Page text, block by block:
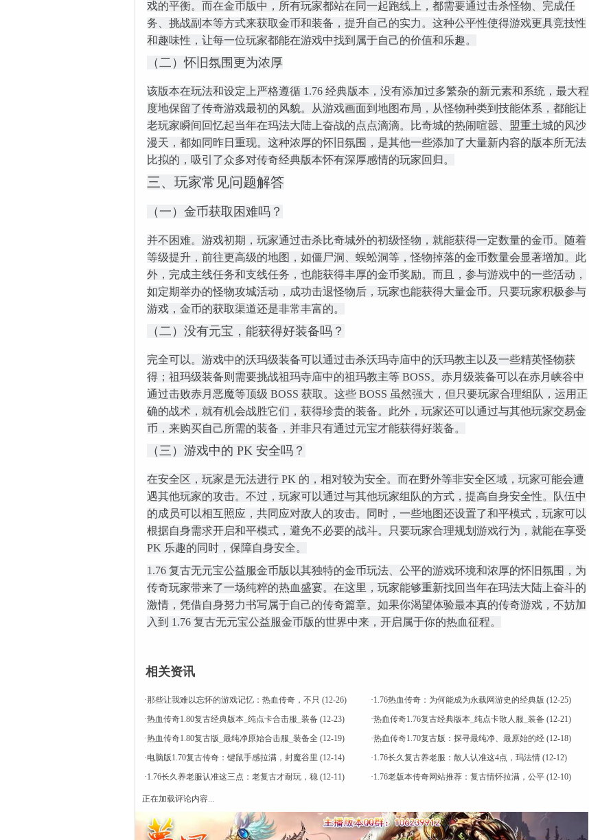
戏的平衡。而在金币版中，所有玩家都站在同一起跑线上，都需要通过击杀怪物、完成任
务、挑战副本等方式来获取金币和装备，提升自己的实力。这种公平性使得游戏更具竞技性
和趣味性，让每一位玩家都能在游戏中找到属于自己的价值和乐趣。
（二）怀旧氛围更为浓厚
该版本在玩法和设定上严格遵循 1.76 经典版本，没有添加过多繁杂的新元素和系统，最大程
度地保留了传奇游戏最初的风貌。从游戏画面到地图布局，从怪物种类到技能体系，都能让
老玩家瞬间回忆起当年在玛法大陆上奋战的点点滴滴。比奇城的热闹喧嚣、盟重土城的风沙
漫天，都如同昨日重现。这种浓厚的怀旧氛围，是其他一些添加了大量新内容的版本所无法
比拟的，吸引了众多对传奇经典版本怀有深厚感情的玩家回归。
三、玩家常见问题解答
（一）金币获取困难吗？
并不困难。游戏初期，玩家通过击杀比奇城外的初级怪物，就能获得一定数量的金币。随着
等级提升，前往更高级的地图，如僵尸洞、蜈蚣洞等，怪物掉落的金币数量会显著增加。此
外，完成主线任务和支线任务，也能获得丰厚的金币奖励。而且，参与游戏中的一些活动，
如定期举办的怪物攻城活动，成功击退怪物后，玩家也能获得大量金币。只要玩家积极参与
游戏，金币的获取渠道还是非常丰富的。
（二）没有元宝，能获得好装备吗？
完全可以。游戏中的沃玛级装备可以通过击杀沃玛寺庙中的沃玛教主以及一些精英怪物获
得；祖玛级装备则需要挑战祖玛寺庙中的祖玛教主等 BOSS。赤月级装备可以在赤月峡谷中
通过击败赤月恶魔等顶级 BOSS 获取。这些 BOSS 虽然强大，但只要玩家合理组队，运用正
确的战术，就有机会战胜它们，获得珍贵的装备。此外，玩家还可以通过与其他玩家交易金
币，来购买自己所需的装备，并非只有通过元宝才能获得好装备。
（三）游戏中的 PK 安全吗？
在安全区，玩家是无法进行 PK 的，相对较为安全。而在野外等非安全区域，玩家可能会遭
遇其他玩家的攻击。不过，玩家可以通过与其他玩家组队的方式，提高自身安全性。队伍中
的成员可以相互照应，共同应对敌人的攻击。同时，一些地图还设置了和平模式，玩家可以
根据自身需求开启和平模式，避免不必要的战斗。只要玩家合理规划游戏行为，就能在享受
PK 乐趣的同时，保障自身安全。
1.76 复古无元宝公益服金币版以其独特的金币玩法、公平的游戏环境和浓厚的怀旧氛围，为
传奇玩家带来了一场纯粹的热血盛宴。在这里，玩家能够重新找回当年在玛法大陆上奋斗的
激情，凭借自身努力书写属于自己的传奇篇章。如果你渴望体验最本真的传奇游戏，不妨加
入到 1.76 复古无元宝公益服金币版的世界中来，开启属于你的热血征程。
相关资讯
·那些让我难以忘怀的游戏记忆：热血传奇，不只 (12-26) ·1.76热血传奇：为何能成为永载网游史的经典版 (12-25)
·热血传奇1.80复古经典版本_纯点卡合击服_装备 (12-23) ·热血传奇1.76复古经典版本_纯点卡散人服_装备 (12-21)
·热血传奇1.80复古版_最纯净原始合击服_装备全 (12-19) ·热血传奇1.70复古版：探寻最纯净、最原始的经 (12-18)
·电脑版1.70复古传奇：键鼠手感拉满，封魔谷里 (12-14) ·1.76长久复古养老服：散人认准这4点，玛法情 (12-12)
·1.76长久养老服认准这三点：老复古才耐玩，稳 (12-11) ·1.76老版本传奇网站推荐：复古情怀拉满，公平 (12-10)
正在加载评论内容...